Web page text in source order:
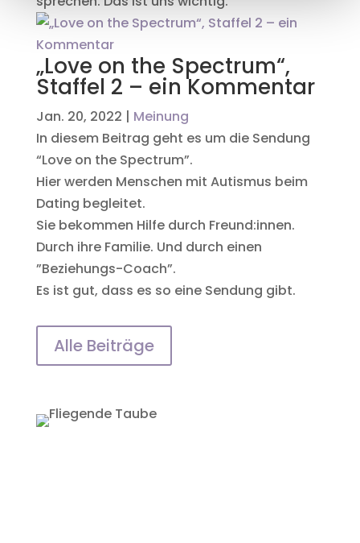
„Love on the Spectrum“,
Staffel 2 – ein Kommentar
Jan. 20, 2022 | Meinung
In diesem Beitrag geht es um die Sendung
“Love on the Spectrum”.
Hier werden Menschen mit Autismus beim
Dating begleitet.
Sie bekommen Hilfe durch Freund:innen.
Durch ihre Familie. Und durch einen
”Beziehungs-Coach”.
Es ist gut, dass es so eine Sendung gibt.
Alle Beiträge